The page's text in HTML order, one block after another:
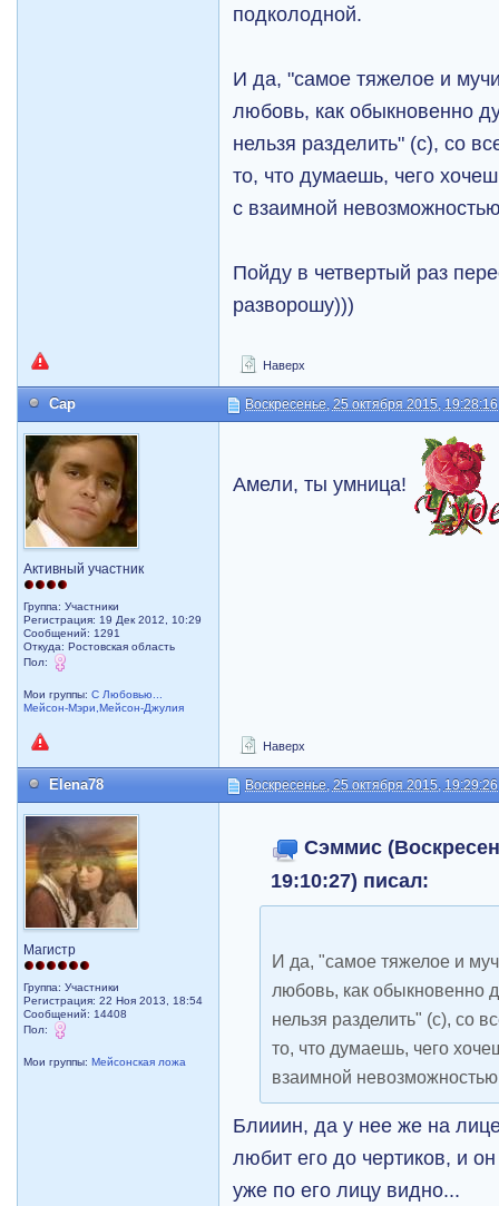
подколодной.
И да, "самое тяжелое и
любовь, как обыкновенно
нельзя разделить" (с), со
то, что думаешь, чего
с взаимной
Пойду в четвертый раз
разворошу)))
Наверх
Cap Воскресенье, 25 октября 2015, 19:28:16
Активный участник
Группа: Участники
Регистрация: 19 Дек 2012, 10:29
Сообщений: 1291
Откуда: Ростовская область
Пол:
Мои группы:С Любовью...
Мейсон-Мэри,Мейсон-Джулия
Амели, ты умница!
Наверх
Elena78 Воскресенье, 25 октября 2015, 19:29:26
Магистр
Группа: Участники
Регистрация: 22 Ноя 2013, 18:54
Сообщений: 14408
Пол:
Мои группы:Мейсонская ложа
Сэммис
19:10:27) писал:
И да, "самое тяжелое и
любовь, как обыкновенно
нельзя разделить" (с), со
то, что думаешь, чего
взаимной
Блииин, да у нее же на
любит его до чертиков, и
уже по его лицу видно...